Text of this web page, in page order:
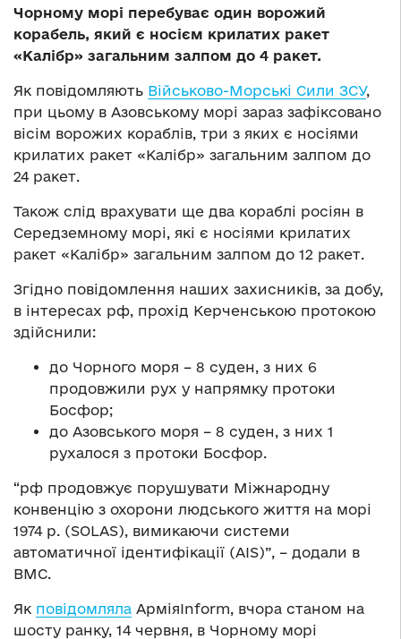
Чорному морі перебуває один ворожий
корабель, який є носієм крилатих ракет
«Калібр» загальним залпом до 4 ракет.
Як повідомляють Військово-Морські Сили ЗСУ,
при цьому в Азовському морі зараз зафіксовано
вісім ворожих кораблів, три з яких є носіями
крилатих ракет «Калібр» загальним залпом до
24 ракет.
Також слід врахувати ще два кораблі росіян в
Середземному морі, які є носіями крилатих
ракет «Калібр» загальним залпом до 12 ракет.
Згідно повідомлення наших захисників, за добу,
в інтересах рф, прохід Керченською протокою
здійснили:
до Чорного моря – 8 суден, з них 6
продовжили рух у напрямку протоки
Босфор;
до Азовського моря – 8 суден, з них 1
рухалося з протоки Босфор.
“рф продовжує порушувати Міжнародну
конвенцію з охорони людського життя на морі
1974 р. (SOLAS), вимикаючи системи
автоматичної ідентифікації (AIS)”, – додали в
ВМС.
Як повідомляла АрміяInform, вчора станом на
шосту ранку, 14 червня, в Чорному морі